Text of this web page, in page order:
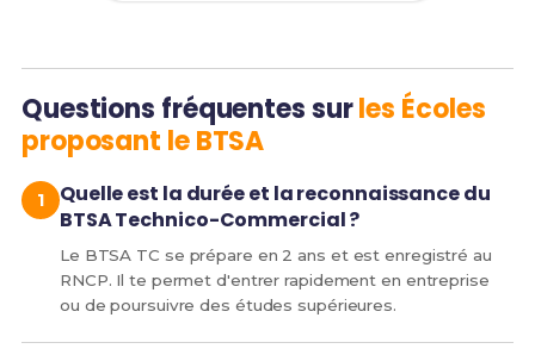
Questions fréquentes surles Écoles
proposant le BTSA
Quelle est la durée et la reconnaissance du
BTSA Technico-Commercial ?
Le BTSA TC se prépare en 2 ans et est enregistré au
RNCP. Il te permet d'entrer rapidement en entreprise
ou de poursuivre des études supérieures.